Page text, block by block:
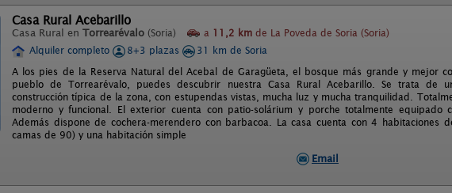
Casa Rural Acebarillo
Casa Rural en Torrearévalo (Soria) a 11,2 km de La Poveda de Soria (Soria)
Alquiler completo
8+3 plazas
31 km de Soria
A los pies de la Reserva Natural del Acebal de Garagüeta, el bosque más grande y mejor
pueblo de Torrearévalo, puedes descubrir nuestra Casa Rural Acebarillo. Se trata de
construcción típica de la zona, con estupendas vistas, mucha luz y mucha tranquilidad.
moderno y funcional. El exterior cuenta con patio-solárium y porche totalmente equipado
Además dispone de cochera-merendero con barbacoa. La casa cuenta con 4 habitaciones
camas de 90) y una habitación simple
Email